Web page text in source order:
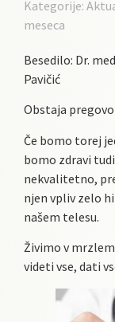
Kategorije:
meseca
Besedilo: Dr.
Pavičić
Obstaja
Če bomo torej
bomo zdravi
nekvalitetno,
njen vpliv zelo
našem telesu.
Živimo v
videti vse, dati